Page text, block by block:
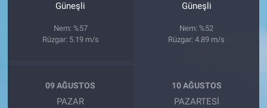
Güneşli
Nem: %57
Rüzgar: 5.19 m/s
Güneşli
Nem: %52
Rüzgar: 4.89 m/s
09 AĞUSTOS
PAZAR
10 AĞUSTOS
PAZARTESI